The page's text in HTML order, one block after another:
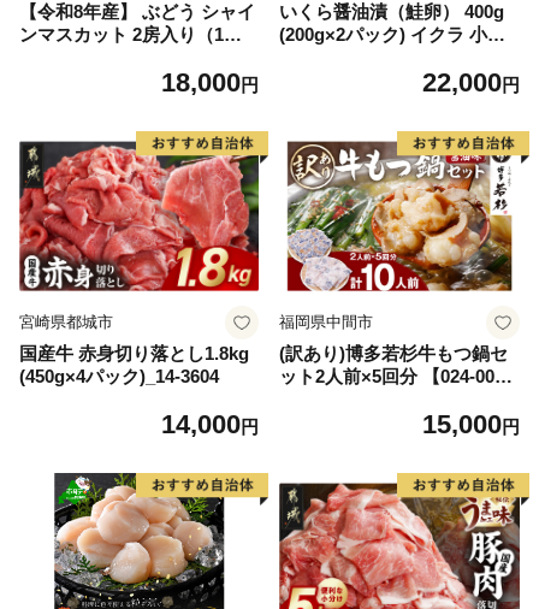
【令和8年産】 ぶどう シャイ
ンマスカット 2房入り（1房6
産【山形eLab】 ka074-023-r
18,000円
いくら醤油漬（鮭卵） 400g
(200g×2パック) イクラ 小分
くら醤油漬け 鮭 鮭卵 ikura
大好評品 北海道 白糠町
22,000円
宮崎県都城市
国産牛 赤身切り落とし1.8kg
(450g×4パック)_14-3604
14,000円
福岡県中間市
(訳あり)博多若杉牛もつ鍋セ
ット2人前×5回分 【024-002
15,000円